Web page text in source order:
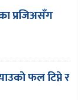
प्रजिअसँग
फल टिप्ने र